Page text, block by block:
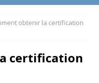
obtenir la certification
certification